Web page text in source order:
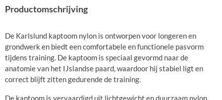
Productomschrijving
De Karlslund kaptoom nylon is ontworpen voor longeren en
grondwerk en biedt een comfortabele en functionele pasvorm
tijdens training. De kaptoom is speciaal gevormd naar de
anatomie van het IJslandse paard, waardoor hij stabiel ligt en
correct blijft zitten gedurende de training.
De kaptoom is vervaardigd uit lichtgewicht en duurzaam nylon.